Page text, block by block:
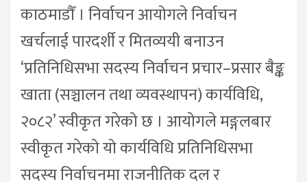
काठमाडौँ । निर्वाचन आयोगले निर्वाचन
खर्चलाई पारदर्शी र मितव्ययी बनाउन
‘प्रतिनिधिसभा सदस्य निर्वाचन प्रचार–प्रसार बैङ्क
खाता (सञ्चालन तथा व्यवस्थापन) कार्यविधि,
२०८२’ स्वीकृत गरेको छ । आयोगले मङ्गलबार
स्वीकृत गरेको यो कार्यविधि प्रतिनिधिसभा
सदस्य निर्वाचनमा राजनीतिक दल र